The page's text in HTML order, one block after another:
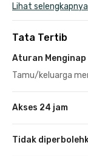
Lihat selengkapnya
Tata Tertib
Aturan Menginap
Tamu/keluarga
Akses 24 jam
Tidak